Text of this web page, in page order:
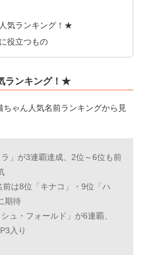
気ランキング！★
役立つもの
ランキング！★
ゃん人気名前ランキングから見
」が3連覇達成、2位～6位も前
は8位「キナコ」・9位「ハ
期待
ュ・フォールド」が6連覇、
入り